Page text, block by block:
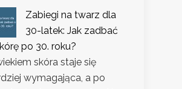
Zabiegi na twarz dla
30-latek: Jak zadbać
po 30. roku?
skóra staje się
wymagająca, a po